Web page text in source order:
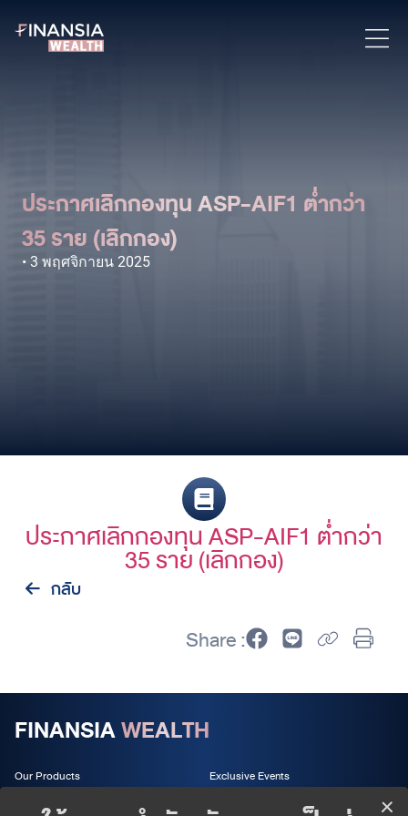
ประกาศเลิกกองทุน ASP-AIF1 ต่ำกว่า
35 ราย (เลิกกอง)
3 พฤศจิกายน 2025
ประกาศเลิกกองทุน ASP-AIF1 ต่ำกว่า
35 ราย (เลิกกอง)
กลับ
Share :
FINANSIAWEALTH
Our Products Exclusive Events
Wealth Services About us